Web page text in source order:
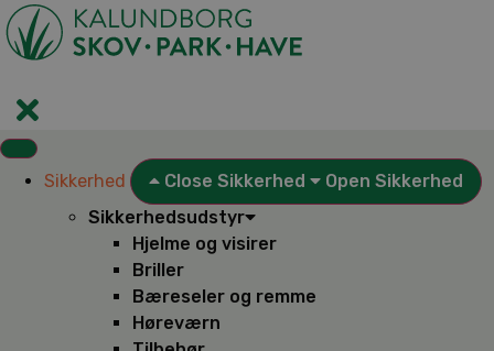
Videre
til
indhold
Sikkerhed Close Sikkerhed
Open Sikkerhed
Sikkerhedsudstyr
Hjelme og visirer
Briller
Bæreseler og remme
Høreværn